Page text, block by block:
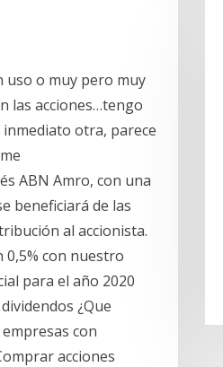
uso o muy pero muy
las acciones…tengo
otra, parece
ABN Amro, con una
beneficiará de las
al accionista.
0,5% con nuestro
para el año 2020
¿Que
con
acciones